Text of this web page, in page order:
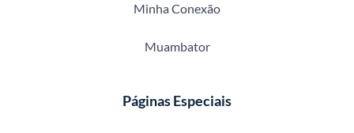
Minha Conexão
Muambator
Páginas Especiais